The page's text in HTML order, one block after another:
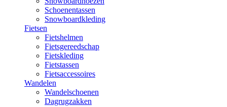
Schoenentassen
Snowboardkleding
Fietsen
Fietshelmen
Fietsgereedschap
Fietskleding
Fietstassen
Fietsaccessoires
Wandelen
Wandelschoenen
Dagrugzakken